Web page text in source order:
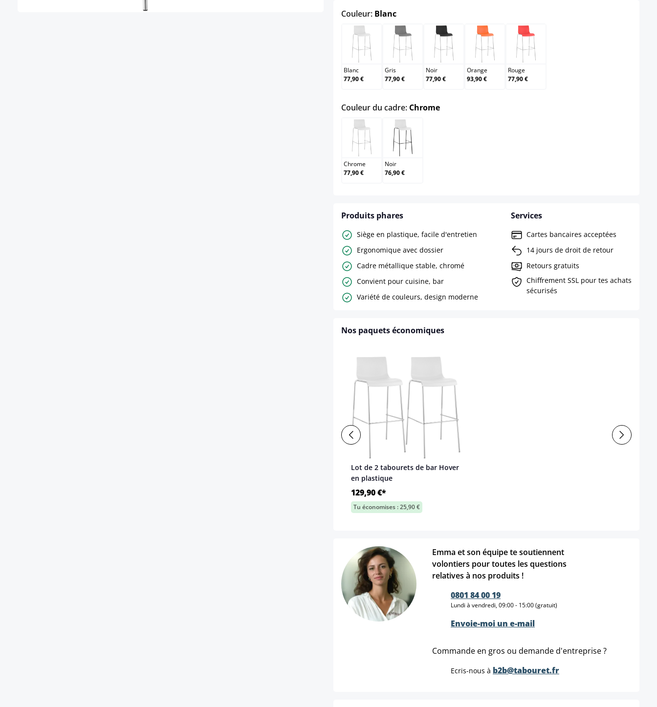
Couleur: Blancselect
Blanc
Blanc
77,90 €
Gris
Gris
77,90 €
Noir
Noir
77,90 €
Orange
Orange
93,90 €
Rouge
Rouge
77,90 €
Couleur du cadre: Chromeselect
Chrome
Chrome
77,90 €
Noir
Noir
76,90 €
Produits phares
Siège en plastique, facile d'entretien
Ergonomique avec dossier
Cadre métallique stable, chromé
Convient pour cuisine, bar
Variété de couleurs, design moderne
Services
Cartes bancaires acceptées
14 jours de droit de retour
Retours gratuits
Chiffrement SSL pour tes achats
sécurisés
Nos paquets économiques
Lot de 2 tabourets de bar Hover
en plastique
129,90 €*
Tu économises : 25,90 €
Emma et son équipe te soutiennent
volontiers pour toutes les questions
relatives à nos produits !
0801 84 00 19
Lundi à vendredi, 09:00 - 15:00 (gratuit)
Envoie-moi un e-mail
Commande en gros ou demande d'entreprise ?
Ecris-nous à b2b@tabouret.fr